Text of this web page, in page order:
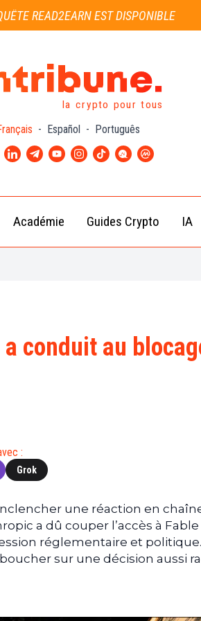
READ2EARN EST DISPONIBLE
la crypto pour tous
- Español - Português
(BTC)
XRP
(XRP)
Académie
Débutant
Intermédiaire
Guides Crypto IA
conduit au
:
Grok
une réaction en
a dû couper l’accès à Fable
réglementaire et politique.
sur une décision aussi